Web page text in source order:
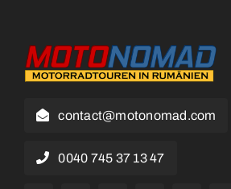
contact@motonomad.com
0040 745 37 13 47